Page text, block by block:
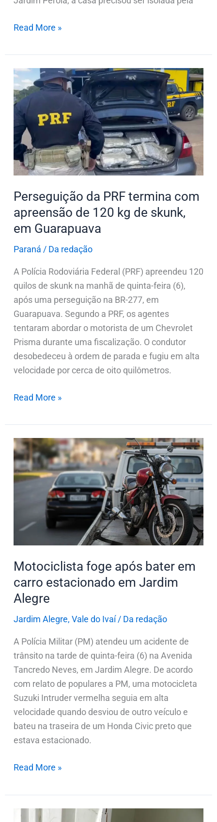
Read More »
Perseguição da PRF termina com
apreensão de 120 kg de skunk,
em Guarapuava
Paraná / Da redação
A Polícia Rodoviária Federal (PRF) apreendeu 120
quilos de skunk na manhã de quinta-feira (6),
após uma perseguição na BR-277, em
Guarapuava. Segundo a PRF, os agentes
tentaram abordar o motorista de um Chevrolet
Prisma durante uma fiscalização. O condutor
desobedeceu à ordem de parada e fugiu em alta
velocidade por cerca de oito quilômetros.
Perseguição
da
PRF
termina
com
apreensão
de
120
de
skunk,
em
Guarapuava
Read More »
Motociclista foge após bater em
carro estacionado em Jardim
Alegre
Jardim Alegre, Vale do Ivaí/ Da redação
A Polícia Militar (PM) atendeu um acidente de
trânsito na tarde de quinta-feira (6) na Avenida
Tancredo Neves, em Jardim Alegre. De acordo
com relato de populares a PM, uma motocicleta
Suzuki Intruder vermelha seguia em alta
velocidade quando desviou de outro veículo e
bateu na traseira de um Honda Civic preto que
estava estacionado.
Motociclista
foge
após
estacionado
em
Alegre
Read More »
Mulher